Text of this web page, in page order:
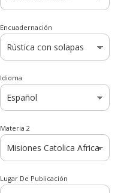
Encuadernación
Idioma
Materia 2
Lugar De Publicación